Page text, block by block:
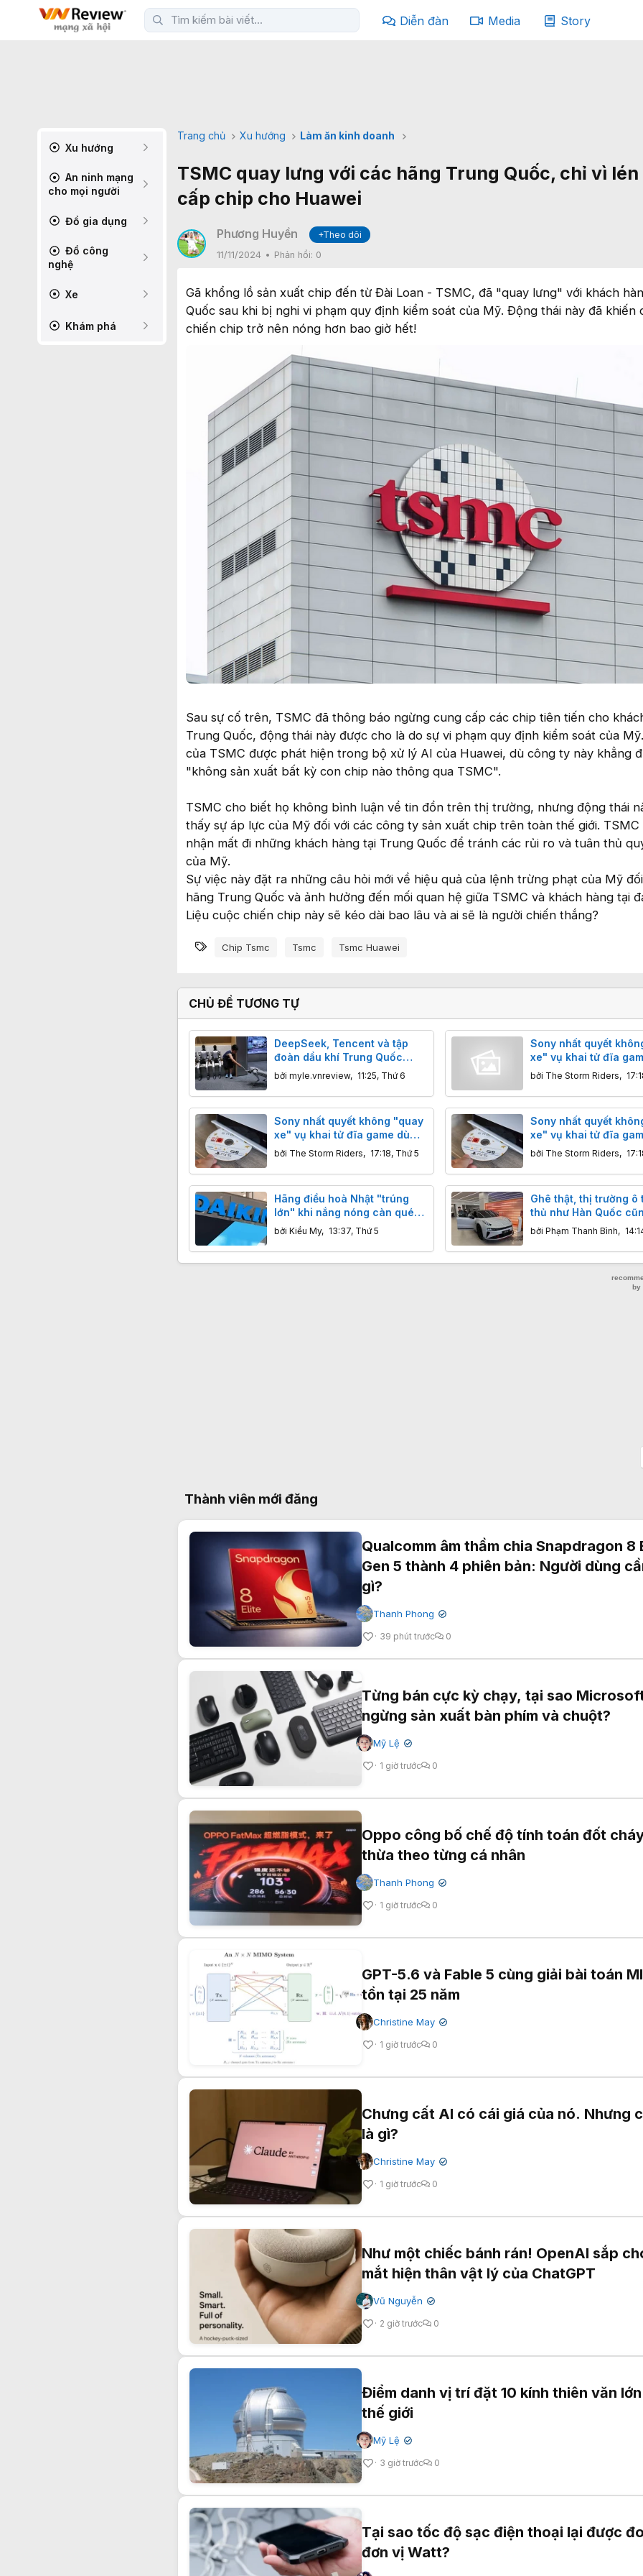
Diễn đàn Media Story
Xu hướng
An ninh mạng
cho mọi người
Đồ gia dụng
Đồ công
nghệ
Xe
Khám phá
Trang chủ Xu hướng Làm ăn kinh doanh
TSMC quay lưng với các hãng Trung Quốc, chỉ vì
cấp chip cho Huawei
Phương Huyền
+Theo dõi
11/11/2024
Phản hồi: 0
Gã khổng lồ sản xuất chip đến từ Đài Loan - TSMC, đã "quay lưng" với khách
Quốc sau khi bị nghi vi phạm quy định kiểm soát của Mỹ. Động thái này đã khiến
chiến chip trở nên nóng hơn bao giờ hết!
Sau sự cố trên, TSMC đã thông báo ngừng cung cấp các chip tiên tiến cho
Trung Quốc, động thái này được cho là do sự vi phạm quy định kiểm soát của
của TSMC được phát hiện trong bộ xử lý AI của Huawei, dù công ty này khẳng
"không sản xuất bất kỳ con chip nào thông qua TSMC".
TSMC cho biết họ không bình luận về tin đồn trên thị trường, nhưng động thái
thấy sự áp lực của Mỹ đối với các công ty sản xuất chip trên toàn thế giới. TSMC
nhận mất đi những khách hàng tại Trung Quốc để tránh các rủi ro và tuân thủ
của Mỹ.
Sự việc này đặt ra những câu hỏi mới về hiệu quả của lệnh trừng phạt của Mỹ
hãng Trung Quốc và ảnh hưởng đến mối quan hệ giữa TSMC và khách hàng tại
Liệu cuộc chiến chip này sẽ kéo dài bao lâu và ai sẽ là người chiến thắng?
Từ khóa
Chip Tsmc Tsmc Tsmc Huawei
CHỦ ĐỀ TƯƠNG TỰ
DeepSeek, Tencent và tập
đoàn dầu khí Trung Quốc
tham gia đợt IPO của Unitree
bởi myle.vnreview, 11:25, Thứ 6
Sony nhất quyết
xe" vụ khai tử đĩa
cộng đồng dọa tẩy
bởi The Storm Riders,
Sony nhất quyết không "quay
xe" vụ khai tử đĩa game dù
cộng đồng dọa tẩy chay
bởi The Storm Riders, 17:18, Thứ 5
Sony nhất quyết
xe" vụ khai tử đĩa
cộng đồng dọa tẩy
bởi The Storm Riders,
Hãng điều hoà Nhật "trúng
lớn" khi nắng nóng càn quét
châu Âu
bởi Kiều My, 13:37, Thứ 5
Ghê thật, thị trường ô
thủ như Hàn Quốc
bị xe Trung Quốc đe
bởi Phạm Thanh Bình,
Thành viên mới đăng
Qualcomm âm thầm chia Snapdragon 8
Gen 5 thành 4 phiên bản: Người dùng
gì?
Thanh Phong ✔
39 phút trước 0
Từng bán cực kỳ chạy, tại sao
ngừng sản xuất bàn phím và chuột?
Mỹ Lệ ✔
1 giờ trước 0
Oppo công bố chế độ tính toán đốt
thừa theo từng cá nhân
Thanh Phong ✔
1 giờ trước 0
GPT-5.6 và Fable 5 cùng giải bài toán
tồn tại 25 năm
Christine May ✔
1 giờ trước 0
Chưng cất AI có cái giá của nó. Nhưng
là gì?
Christine May ✔
1 giờ trước 0
Như một chiếc bánh rán! OpenAI sắp
mắt hiện thân vật lý của ChatGPT
Vũ Nguyễn ✔
2 giờ trước 0
Điểm danh vị trí đặt 10 kính thiên văn
thế giới
Mỹ Lệ ✔
3 giờ trước 0
Tại sao tốc độ sạc điện thoại lại được
đơn vị Watt?